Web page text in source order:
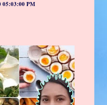
05:03:00 PM